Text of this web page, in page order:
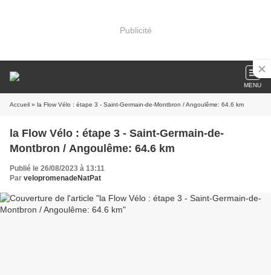
Publicité
MENU
Accueil » la Flow Vélo : étape 3 - Saint-Germain-de-Montbron / Angoulême: 64.6 km
la Flow Vélo : étape 3 - Saint-Germain-de-
Montbron / Angoulême: 64.6 km
Publié le 26/08/2023 à 13:11
Par velopromenadeNatPat